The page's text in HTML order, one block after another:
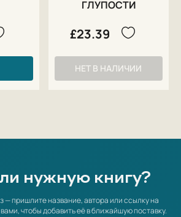
ГЛУПОСТИ
£23.39
НЕТ В НАЛИЧИИ
нужную книгу?
пришлите название, автора или ссылку на
чтобы добавить её в ближайшую поставку.